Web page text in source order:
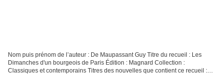
Nom puis prénom de l’auteur : De Maupassant Guy Titre du recueil : Les
Dimanches d'un bourgeois de Paris Édition : Magnard Collection :
Classiques et contemporains Titres des nouvelles que contient ce recueil :